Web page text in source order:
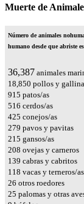
Muerte de
Número de animales
humano desde que abriste
43,165 animales
22,361 pollos y
1,085patos/as
612 cerdos/as
505 conejos/as
331 pavos y pavitas
256 gansos/as
247 ovejas y carneros
165 cabras y cabritos
140 vacas y terneros/as
31 otros roedores
30 palomas y otras